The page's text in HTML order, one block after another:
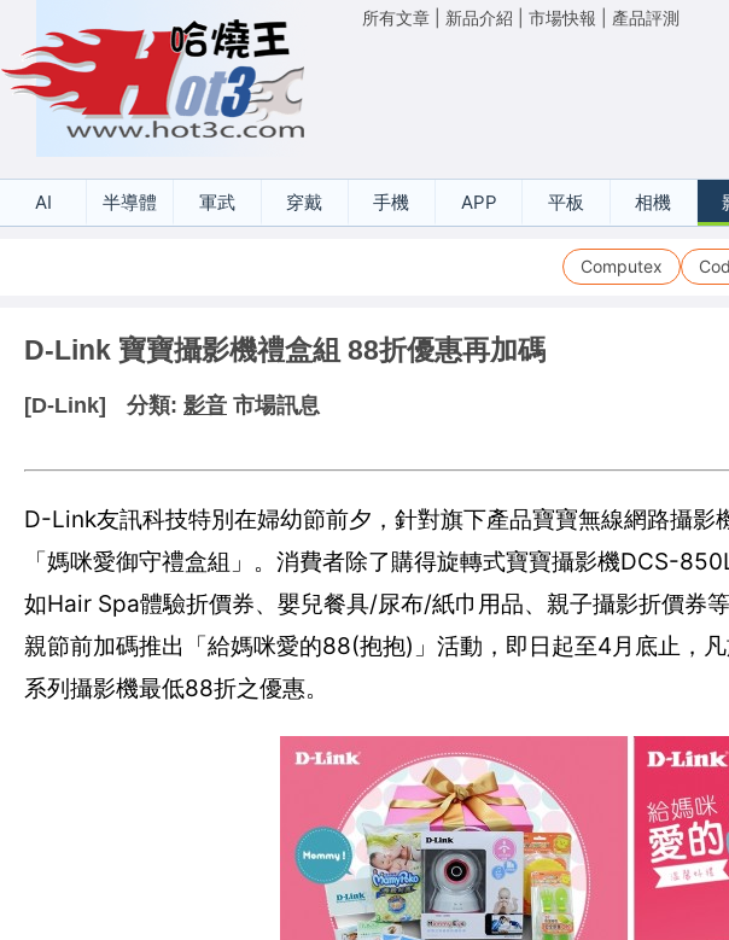
所有文章 新品介紹 市場快報 產品評測
AI 半導體 軍武 穿戴 手機 APP 平板 相機
Computex
D-Link 寶寶攝影機禮盒組 88折優惠再加碼
[D-Link] 分類: 影音 市場訊息
D-Link友訊科技特別在婦幼節前夕，針對旗下產品寶寶無線網路攝影
「媽咪愛御守禮盒組」。消費者除了購得旋轉式寶寶攝影機DCS-
如Hair Spa體驗折價券、嬰兒餐具/尿布/紙巾用品、親子攝影折價券
親節前加碼推出「給媽咪愛的88(抱抱)」活動，即日起至4月底止，
系列攝影機最低88折之優惠。